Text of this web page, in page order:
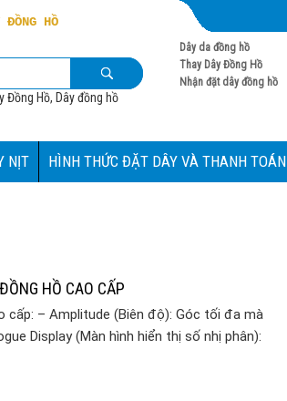
HỒ
Đồng Hồ, Dây đồng hồ
Dây da đồng hồ
Thay Dây Đồng Hồ
Nhận đặt dây đồng hồ
NỊT HÌNH THỨC ĐẶT DÂY VÀ THANH TOÁN
HỒ CAO CẤP
– Amplitude (Biên độ): Góc tối đa mà
Display (Màn hình hiển thị số nhị phân):